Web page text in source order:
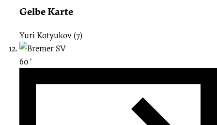
Gelbe Karte
Yuri Kotyukov (7)
60 ′